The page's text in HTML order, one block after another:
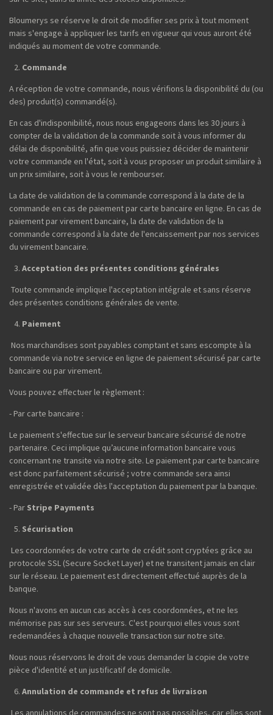
Bloumerys se réserve le droit de modifier ses prix à tout moment
mais s'engage à appliquer les tarifs en vigueur qui vous auront été
indiqués au moment de votre commande.
Commande
A réception de votre commande, nous vérifions la disponibilité du (ou
des) produit(s) commandé(s).
En cas d'indisponibilité, nous nous engageons dans les 30 jours à
compter de la validation de la commande soit à vous informer du
délai de disponibilité, afin que vous puissiez décider de maintenir
votre commande en l'état, soit à vous proposer un produit similaire à
un prix similaire, soit à vous le rembourser.
La date de validation de la commande correspond à la date de la
commande en cas de paiement par carte bancaire en ligne. En cas de
paiement par virement bancaire, la date de validation de la
commande correspond à la date de l'encaissement par nos services
du virement bancaire.
Acceptation des présentes conditions générales
Toute commande implique l'acceptation intégrale et sans réserve
des présentes conditions générales de vente.
Paiement
Nos marchandises sont payables comptant et sans escompte à la
commande via notre service en ligne de paiement sécurisé par carte
bancaire ou par virement.
Vous pouvez effectuer le règlement :
- Par carte bancaire :
Le paiement s'effectue sur le serveur bancaire sécurisé de notre
partenaire. Ceci implique qu’aucune information bancaire vous
concernant ne transite via notre site. Le paiement par carte bancaire
est donc parfaitement sécurisé ; votre commande sera ainsi
enregistrée et validée dès l'acceptation du paiement par la banque.
- Par Stripe Payments
Sécurisation
Les coordonnées de votre carte de crédit sont cryptées grâce au
protocole SSL (Secure Socket Layer) et ne transitent jamais en clair
sur le réseau. Le paiement est directement effectué auprès de la
banque.
Nous n'avons en aucun cas accès à ces coordonnées, et ne les
mémorise pas sur ses serveurs. C'est pourquoi elles vous sont
redemandées à chaque nouvelle transaction sur notre site.
Nous nous réservons le droit de vous demander la copie de votre
pièce d'identité et un justificatif de domicile.
Annulation de commande et refus de livraison
Les annulations de commandes ne sont pas possibles, car elles sont